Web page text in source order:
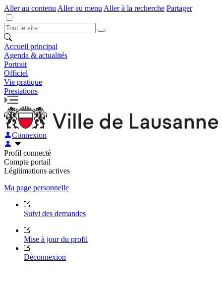
Aller au contenu Aller au menu Aller à la recherche Partager
Accueil principal
Agenda & actualités
Portrait
Officiel
Vie pratique
Prestations
Connexion
Profil connecté
Compte portail
Légitimations actives
Ma page personnelle
Suivi des demandes
Mise à jour du profil
Déconnexion